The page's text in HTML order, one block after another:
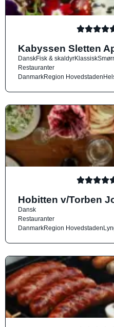
Kabyssen Sletten
DanskFisk & skaldyrKlassisk
Restauranter
DanmarkRegion Hovedstaden
Hobitten v/Torben
Dansk
Restauranter
DanmarkRegion Hovedstaden